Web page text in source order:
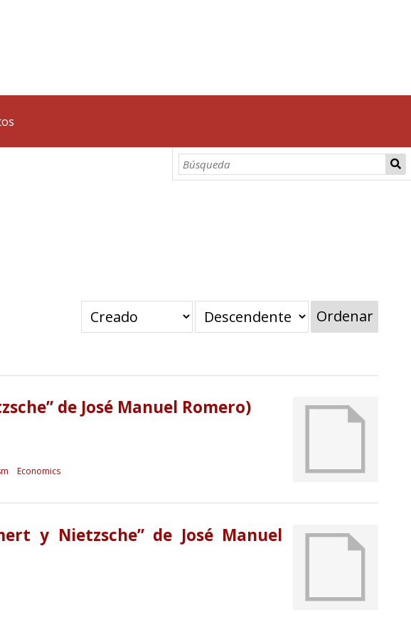
Ordenar
de José Manuel Romero)
Economics
y Nietzsche” de José Manuel